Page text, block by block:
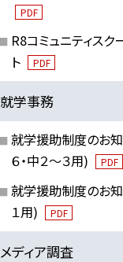
PDF
R8コミュニティスク
ト
PDF
就学事務
就学援助制度のお
６・中２～３用)
PDF
就学援助制度のお知
１用)
PDF
メディア調査